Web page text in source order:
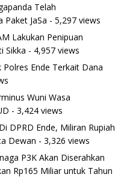
Telah
Paket JaSa - 5,297 views
Lakukan Penipuan
Sikka - 4,957 views
Polres Ende Terkait Dana
Wuni Wasa
- 3,424 views
DPRD Ende, Miliran Rupiah
Dewan - 3,326 views
P3K Akan Diserahkan
Rp165 Miliar untuk Tahun